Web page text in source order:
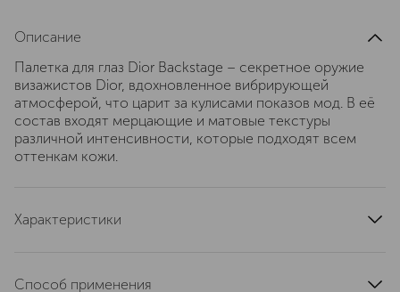
Описание
Палетка для глаз Dior Backstage – секретное оружие
визажистов Dior, вдохновленное вибрирующей
атмосферой, что царит за кулисами показов мод. В её
состав входят мерцающие и матовые текстуры
различной интенсивности, которые подходят всем
оттенкам кожи.
Характеристики
тип кожи
Способ применения